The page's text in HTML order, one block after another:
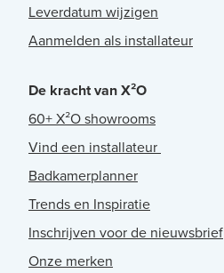
Leverdatum wijzigen
Aanmelden als installateur
De kracht van X²O
60+ X²O showrooms
Vind een installateur
Badkamerplanner
Trends en Inspiratie
Inschrijven voor de nieuwsbrief
Onze merken